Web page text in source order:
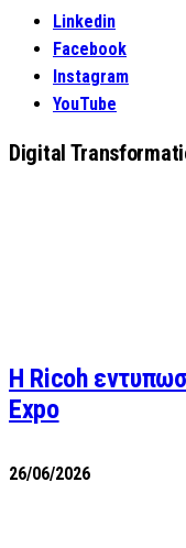
Linkedin
Facebook
Instagram
YouTube
Digital
Η Ricoh
Expo
26/06/2026